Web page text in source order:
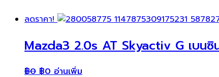
ลดราคา!
Mazda3 2.0s AT Skyactiv G เบน
฿0 ฿0 อ่านเพิ่ม